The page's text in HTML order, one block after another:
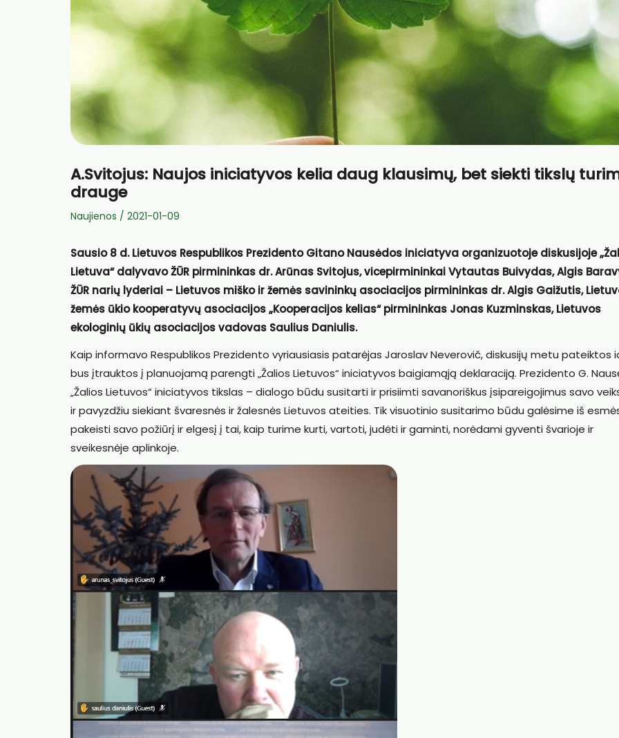
A.Svitojus: Naujos iniciatyvos kelia daug klausimų, bet siekti tikslų
drauge
Naujienos / 2021-01-09
Sausio 8 d. Lietuvos Respublikos Prezidento Gitano Nausėdos iniciatyva organizuotoje diskusijoje
Lietuva“ dalyvavo ŽŪR pirmininkas dr. Arūnas Svitojus, vicepirmininkai Vytautas Buivydas, Algis
ŽŪR narių lyderiai – Lietuvos miško ir žemės savininkų asociacijos pirmininkas dr. Algis Gaižutis,
žemės ūkio kooperatyvų asociacijos „Kooperacijos kelias“ pirmininkas Jonas Kuzminskas, Lietuvos
ekologinių ūkių asociacijos vadovas Saulius Daniulis.
Kaip informavo Respublikos Prezidento vyriausiasis patarėjas Jaroslav Neverovič, diskusijų metu pateiktos
bus įtrauktos į planuojamą parengti „Žalios Lietuvos“ iniciatyvos baigiamąją deklaraciją. Prezidento G.
„Žalios Lietuvos“ iniciatyvos tikslas – dialogo būdu susitarti ir prisiimti savanoriškus įsipareigojimus savo
ir pavyzdžiu siekiant švaresnės ir žalesnės Lietuvos ateities. Tik visuotinio susitarimo būdu galėsime iš
pakeisti savo požiūrį ir elgesį į tai, kaip turime kurti, vartoti, judėti ir gaminti, norėdami gyventi švarioje ir
sveikesnėje aplinkoje.